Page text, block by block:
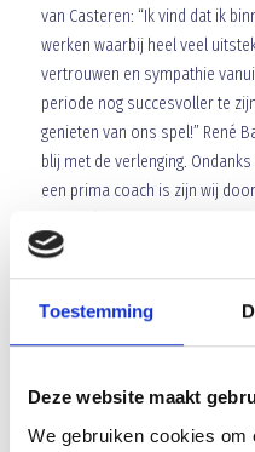
Toestemming
Deze website maakt
We gebruiken cookies
van Casteren: “Ik vind dat ik
werken waarbij heel veel
vertrouwen en sympathie
periode nog succesvoller te
genieten van ons spel!” René
blij met de verlenging.
een prima coach is zijn wij
meer succesvol kunnen zijn.
speelwijze!”